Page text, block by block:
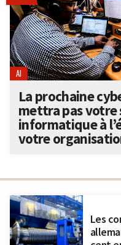
Les
AI
La prochaine
mettra pas votre
informatique à
votre